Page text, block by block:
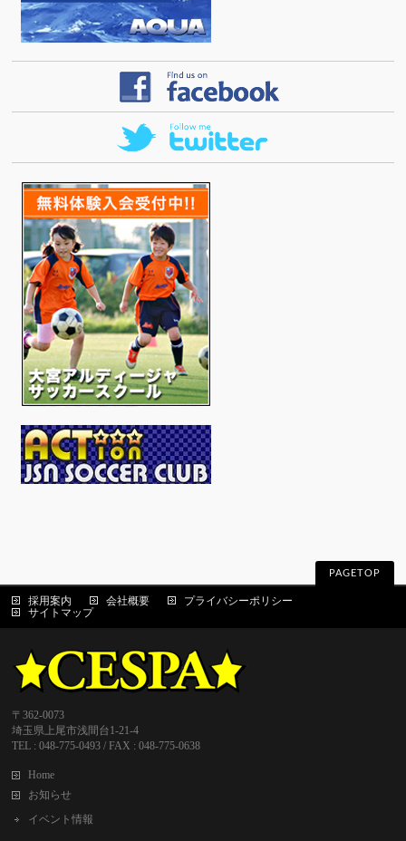
PAGETOP
採用案内 会社概要
プライバシーポリシー
サイトマップ
〒362-0073
埼玉県上尾市浅間台1-21-4
TEL : 048-775-0493 / FAX : 048-775-0638
Home
お知らせ
イベント情報